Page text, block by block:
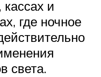
и
где ночное
света.